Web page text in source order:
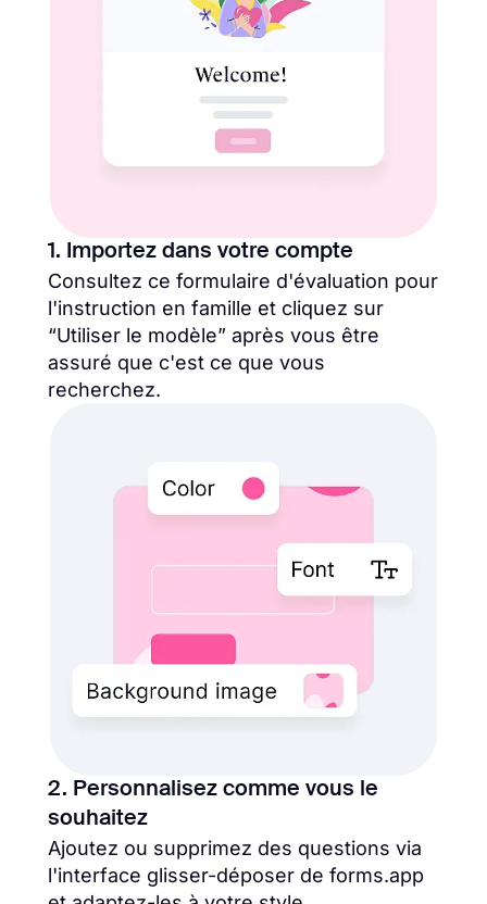
1. Importez dans votre compte
Consultez ce formulaire d'évaluation pour
l'instruction en famille et cliquez sur
“Utiliser le modèle” après vous être
assuré que c'est ce que vous
recherchez.
2. Personnalisez comme vous le
souhaitez
Ajoutez ou supprimez des questions via
l'interface glisser-déposer de forms.app